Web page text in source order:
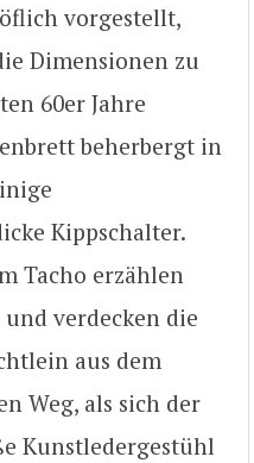
vorgestellt,
Dimensionen zu
60er Jahre
beherbergt in
Kippschalter.
Tacho erzählen
verdecken die
aus dem
Weg, als sich der
Kunstledergestühl